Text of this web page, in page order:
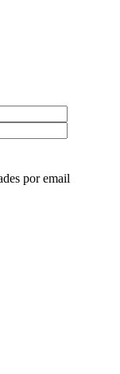
por email